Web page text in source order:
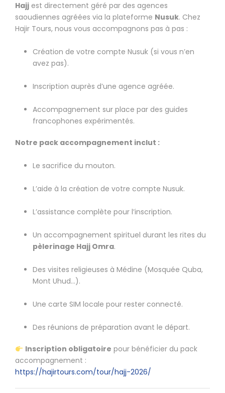
Hajj est directement géré par des agences
saoudiennes agréées via la plateforme Nusuk. Chez
Hajir Tours, nous vous accompagnons pas à pas :
Création de votre compte Nusuk (si vous n’en
avez pas).
Inscription auprès d’une agence agréée.
Accompagnement sur place par des guides
francophones expérimentés.
Notre pack accompagnement inclut :
Le sacrifice du mouton.
L’aide à la création de votre compte Nusuk.
L’assistance complète pour l’inscription.
Un accompagnement spirituel durant les rites du
pèlerinage Hajj Omra.
Des visites religieuses à Médine (Mosquée Quba,
Mont Uhud…).
Une carte SIM locale pour rester connecté.
Des réunions de préparation avant le départ.
Inscription obligatoire pour bénéficier du pack
accompagnement :
https://hajirtours.com/tour/hajj-2026/